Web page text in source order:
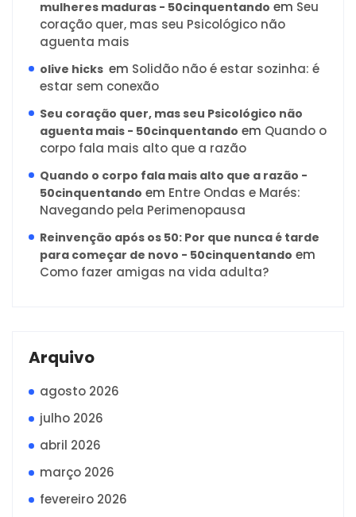
mulheres maduras - 50cinquentando em Seu
coração quer, mas seu Psicológico não
aguenta mais
olive hicks em Solidão não é estar sozinha: é
estar sem conexão
Seu coração quer, mas seu Psicológico não
aguenta mais - 50cinquentando em Quando o
corpo fala mais alto que a razão
Quando o corpo fala mais alto que a razão -
50cinquentando em Entre Ondas e Marés:
Navegando pela Perimenopausa
Reinvenção após os 50: Por que nunca é tarde
para começar de novo - 50cinquentando em
Como fazer amigas na vida adulta?
Arquivo
agosto 2026
julho 2026
abril 2026
março 2026
fevereiro 2026